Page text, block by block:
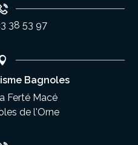
38 53 97
Bagnoles
Ferté Macé
de l'Orne